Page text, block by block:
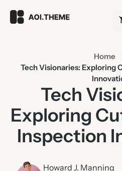
Home
Tech Visionaries: Exploring
Tech
Exploring
Inspection
Howard J. Manning